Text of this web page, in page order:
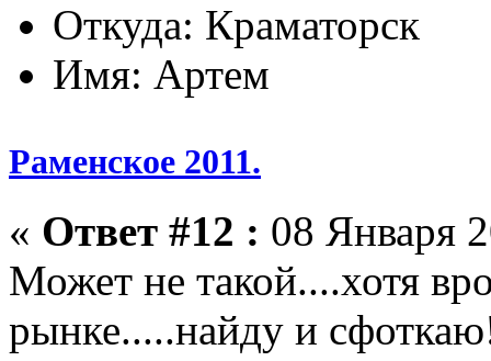
Откуда: Краматорск
Имя: Артем
Раменское 2011.
« Ответ #12 : 08 Января
Может не такой....хотя
рынке.....найду и